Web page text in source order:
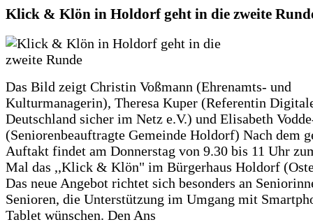
Klick & Klön in Holdorf geht in die zweite
Das Bild zeigt Christin Voßmann (Ehrenamts- und
Kulturmanagerin), Theresa Kuper (Referentin
Deutschland sicher im Netz e.V.) und Elisabeth
(Seniorenbeauftragte Gemeinde Holdorf) Nach dem
Auftakt findet am Donnerstag von 9.30 bis 11 Uhr
Mal das ,,Klick & Klön" im Bürgerhaus Holdorf
Das neue Angebot richtet sich besonders an
Senioren, die Unterstützung im Umgang mit
Tablet wünschen. Den Ans